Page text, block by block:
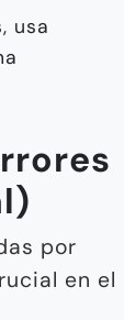
usa
por
en el